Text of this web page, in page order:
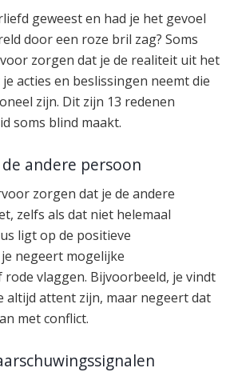
geweest en had je het gevoel
door een roze bril zag? Soms
zorgen dat je de realiteit uit het
acties en beslissingen neemt die
zijn. Dit zijn 13 redenen
soms blind maakt.
andere persoon
zorgen dat je de andere
zelfs als dat niet helemaal
ligt op de positieve
negeert mogelijke
vlaggen. Bijvoorbeeld, je vindt
altijd attent zijn, maar negeert dat
met conflict.